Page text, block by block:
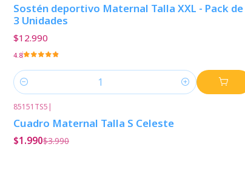
Sostén deportivo Maternal Talla XXL - Pack de
3 Unidades
$12.990
4.8
Cantidad
85151TS5 |
Cuadro Maternal Talla S Celeste
$1.990$3.990